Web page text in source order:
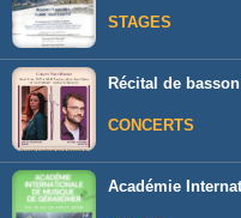
STAGES
Récital de
CONCERTS
Académie